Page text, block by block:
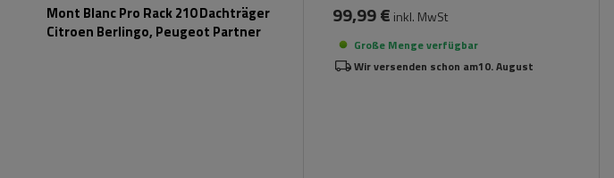
Mont Blanc Pro Rack 210 Dachträger
Citroen Berlingo, Peugeot Partner
99,99 € inkl. MwSt
Große Menge verfügbar
Wir versenden schon am10. August